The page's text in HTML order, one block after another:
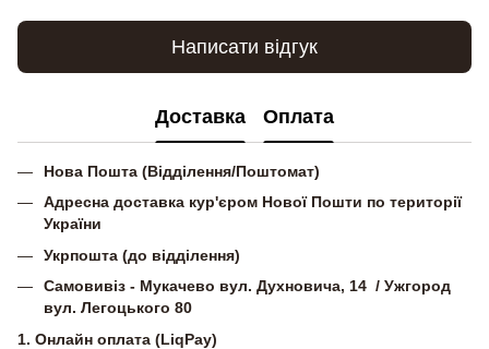
Написати відгук
Доставка Оплата
Нова Пошта (Відділення/Поштомат)
Адресна доставка кур'єром Нової Пошти по території
України
Укрпошта (до відділення)
Самовивіз - Мукачево вул. Духновича, 14 / Ужгород
вул. Легоцького 80
1. Онлайн оплата (LiqPay)